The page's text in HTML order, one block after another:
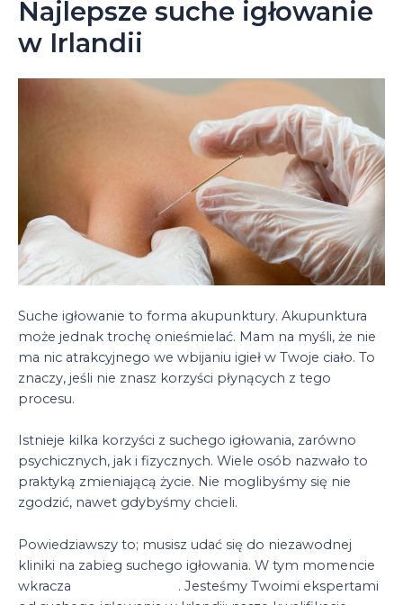
Najlepsze suche igłowanie
w Irlandii
Suche igłowanie to forma akupunktury. Akupunktura
może jednak trochę onieśmielać. Mam na myśli, że nie
ma nic atrakcyjnego we wbijaniu igieł w Twoje ciało. To
znaczy, jeśli nie znasz korzyści płynących z tego
procesu.
Istnieje kilka korzyści z suchego igłowania, zarówno
psychicznych, jak i fizycznych. Wiele osób nazwało to
praktyką zmieniającą życie. Nie moglibyśmy się nie
zgodzić, nawet gdybyśmy chcieli.
Powiedziawszy to; musisz udać się do niezawodnej
kliniki na zabieg suchego igłowania. W tym momencie
wkracza
. Jesteśmy Twoimi ekspertami